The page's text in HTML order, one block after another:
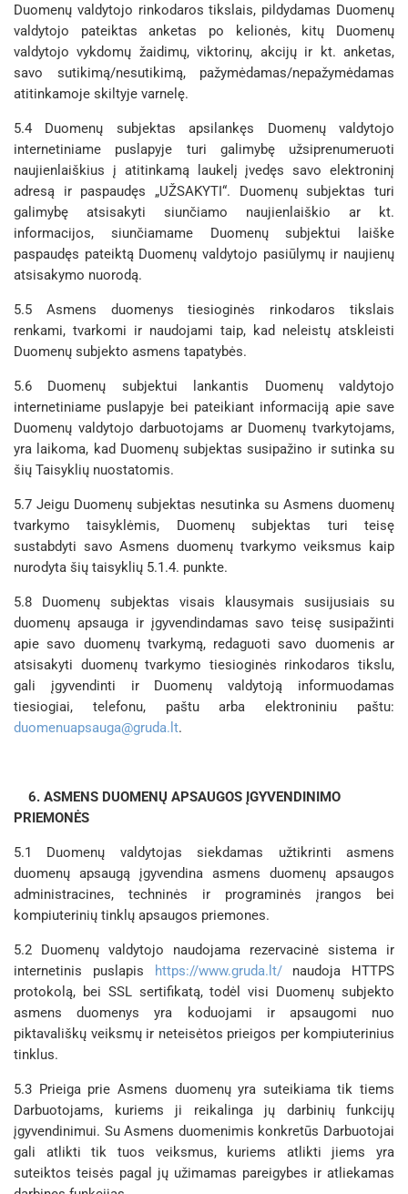
Duomenų valdytojo rinkodaros tikslais, pildydamas Duomenų
valdytojo pateiktas anketas po kelionės, kitų Duomenų
valdytojo vykdomų žaidimų, viktorinų, akcijų ir kt. anketas,
savo sutikimą/nesutikimą, pažymėdamas/nepažymėdamas
atitinkamoje skiltyje varnelę.
5.4 Duomenų subjektas apsilankęs Duomenų valdytojo
internetiniame puslapyje turi galimybę užsiprenumeruoti
naujienlaiškius į atitinkamą laukelį įvedęs savo elektroninį
adresą ir paspaudęs „UŽSAKYTI“. Duomenų subjektas turi
galimybę atsisakyti siunčiamo naujienlaiškio ar kt.
informacijos, siunčiamame Duomenų subjektui laiške
paspaudęs pateiktą Duomenų valdytojo pasiūlymų ir naujienų
atsisakymo nuorodą.
5.5 Asmens duomenys tiesioginės rinkodaros tikslais
renkami, tvarkomi ir naudojami taip, kad neleistų atskleisti
Duomenų subjekto asmens tapatybės.
5.6 Duomenų subjektui lankantis Duomenų valdytojo
internetiniame puslapyje bei pateikiant informaciją apie save
Duomenų valdytojo darbuotojams ar Duomenų tvarkytojams,
yra laikoma, kad Duomenų subjektas susipažino ir sutinka su
šių Taisyklių nuostatomis.
5.7 Jeigu Duomenų subjektas nesutinka su Asmens duomenų
tvarkymo taisyklėmis, Duomenų subjektas turi teisę
sustabdyti savo Asmens duomenų tvarkymo veiksmus kaip
nurodyta šių taisyklių 5.1.4. punkte.
5.8 Duomenų subjektas visais klausymais susijusiais su
duomenų apsauga ir įgyvendindamas savo teisę susipažinti
apie savo duomenų tvarkymą, redaguoti savo duomenis ar
atsisakyti duomenų tvarkymo tiesioginės rinkodaros tikslu,
gali įgyvendinti ir Duomenų valdytoją informuodamas
tiesiogiai, telefonu, paštu arba elektroniniu paštu:
duomenuapsauga@gruda.lt.
6. ASMENS DUOMENŲ APSAUGOS ĮGYVENDINIMO
PRIEMONĖS
5.1 Duomenų valdytojas siekdamas užtikrinti asmens
duomenų apsaugą įgyvendina asmens duomenų apsaugos
administracines, techninės ir programinės įrangos bei
kompiuterinių tinklų apsaugos priemones.
5.2 Duomenų valdytojo naudojama rezervacinė sistema ir
internetinis puslapis
https://www.gruda.lt/naudoja HTTPS
protokolą, bei SSL sertifikatą, todėl visi Duomenų subjekto
asmens duomenys yra koduojami ir apsaugomi nuo
piktavališkų veiksmų ir neteisėtos prieigos per kompiuterinius
tinklus.
5.3 Prieiga prie Asmens duomenų yra suteikiama tik tiems
Darbuotojams, kuriems ji reikalinga jų darbinių funkcijų
įgyvendinimui. Su Asmens duomenimis konkretūs Darbuotojai
gali atlikti tik tuos veiksmus, kuriems atlikti jiems yra
suteiktos teisės pagal jų užimamas pareigybes ir atliekamas